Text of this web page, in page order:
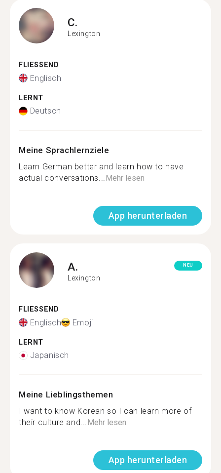
C.
Lexington
FLIESSEND
Englisch
LERNT
Deutsch
Meine Sprachlernziele
Learn German better and learn how to have
actual conversations...Mehr lesen
App herunterladen
A.
Lexington
NEU
FLIESSEND
Englisch Emoji
LERNT
Japanisch
Meine Lieblingsthemen
I want to know Korean so I can learn more of
their culture and...Mehr lesen
App herunterladen